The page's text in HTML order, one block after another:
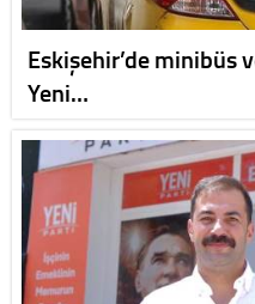
Eskişehir’de minibüs
Yeni…